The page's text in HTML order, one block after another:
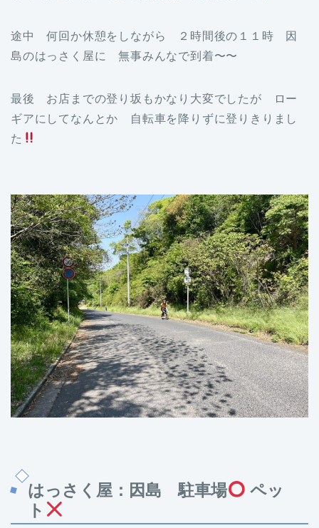
途中 何回か休憩をしながら ２時間後の１１時 因
島のはっさく屋に 無事みんなで到着〜〜
最後 お店までの登り坂もかなり大変でしたが ロー
ギアにしてなんとか 自転車を降りずに登りきりまし
た
はっさく屋：因島 駐車場
ペッ
ト